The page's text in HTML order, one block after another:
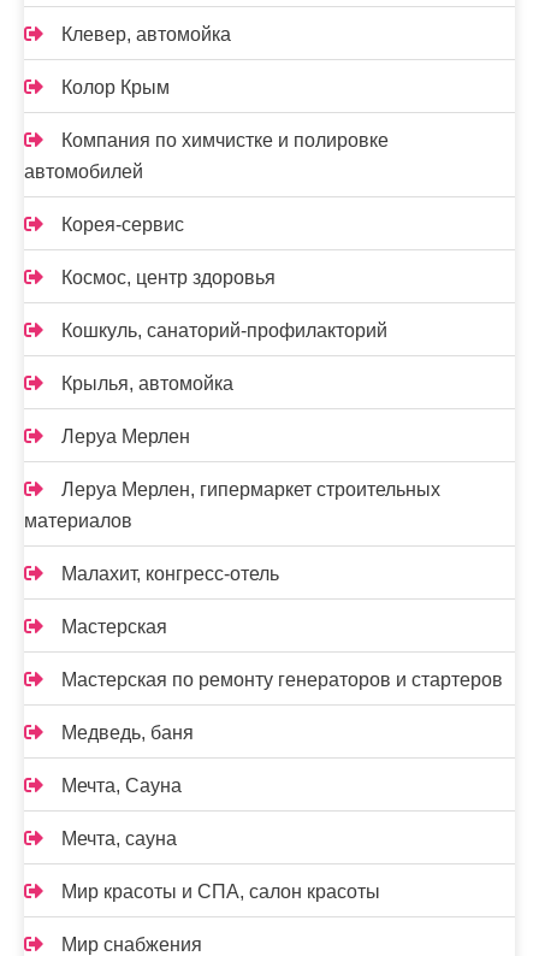
Клевер, автомойка
Колор Крым
Компания по химчистке и полировке
автомобилей
Корея-сервис
Космос, центр здоровья
Кошкуль, санаторий-профилакторий
Крылья, автомойка
Леруа Мерлен
Леруа Мерлен, гипермаркет строительных
материалов
Малахит, конгресс-отель
Мастерская
Мастерская по ремонту генераторов и стартеров
Медведь, баня
Мечта, Сауна
Мечта, сауна
Мир красоты и СПА, салон красоты
Мир снабжения